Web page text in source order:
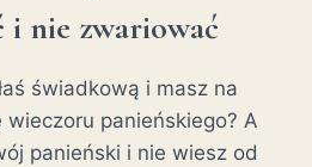
i nie zwariować
świadkową i masz na
wieczoru panieńskiego? A
panieński i nie wiesz od